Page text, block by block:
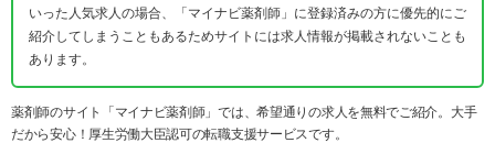
いった人気求人の場合、「マイナビ薬剤師」に登録済みの方に優先的にご
紹介してしまうこともあるためサイトには求人情報が掲載されないことも
あります。
薬剤師のサイト「マイナビ薬剤師」では、希望通りの求人を無料でご紹介。大手
だから安心！厚生労働大臣認可の転職支援サービスです。